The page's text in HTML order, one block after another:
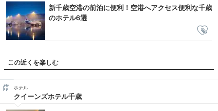
新千歳空港の前泊に便利！空港へアクセス便利な千歳
のホテル6選
この近くを楽しむ
ホテル
クイーンズホテル千歳